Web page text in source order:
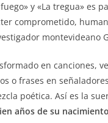
y «La tregua» es
comprometido,
montevideano
en canciones,
o frases en
poética. Así es la
años de su